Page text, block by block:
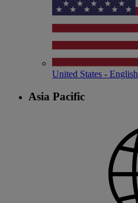
United States - English
Asia Pacific